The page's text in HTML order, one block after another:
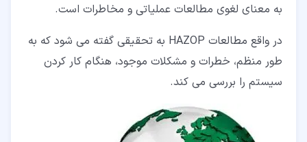
به معنای لغوی مطالعات عملیاتی و مخاطرات است.
در واقع مطالعات HAZOP به تحقیقی گفته می شود که به
طور منظم، خطرات و مشکلات موجود، هنگام کار کردن
سیستم را بررسی می کند.